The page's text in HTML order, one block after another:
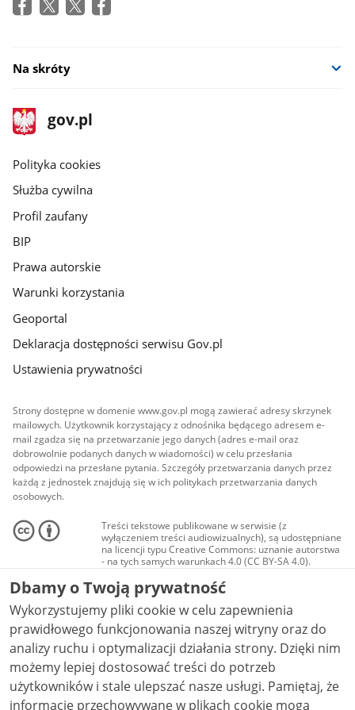
Na skróty
stopka
gov.pl
Strona
gov.pl
gov.pl
Polityka cookies
Służba cywilna
Profil zaufany
BIP
Prawa autorskie
Warunki korzystania
Geoportal
Deklaracja dostępności serwisu Gov.pl
Ustawienia prywatności
Strony dostępne w domenie www.gov.pl mogą zawierać adresy skrzynek
mailowych. Użytkownik korzystający z odnośnika będącego adresem e-
mail zgadza się na przetwarzanie jego danych (adres e-mail oraz
dobrowolnie podanych danych w wiadomości) w celu przesłania
odpowiedzi na przesłane pytania. Szczegóły przetwarzania danych przez
każdą z jednostek znajdują się w ich politykach przetwarzania danych
osobowych.
Treści tekstowe publikowane w serwisie (z
wyłączeniem treści audiowizualnych), są udostępniane
na licencji typu Creative Commons: uznanie autorstwa
- na tych samych warunkach 4.0 (CC BY-SA 4.0).
Materiały audiowizualne, w tym zdjęcia, materiały
audio i wideo, są udostępniane na licencji typu
Creative Commons: uznanie autorstwa użycie
niekomercyjne - bez utworów zależnych 4.0 (CC BY-
NC-ND 4.0), o ile nie jest to stwierdzone inaczej.
Dbamy o Twoją prywatność
Wykorzystujemy pliki cookie w celu zapewnienia
prawidłowego funkcjonowania naszej witryny oraz do
analizy ruchu i optymalizacji działania strony. Dzięki nim
możemy lepiej dostosować treści do potrzeb
użytkowników i stale ulepszać nasze usługi. Pamiętaj, że
informacje przechowywane w plikach cookie mogą